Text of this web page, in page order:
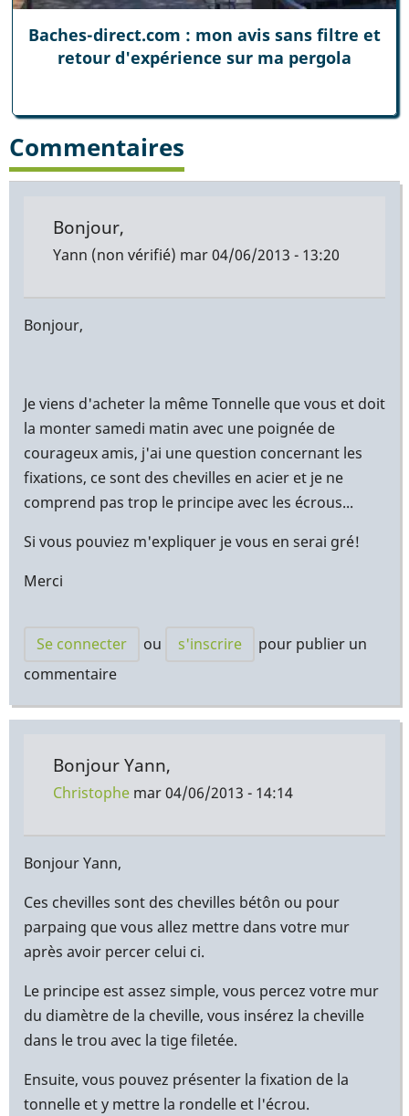
Baches-direct.com : mon avis sans filtre et
retour d'expérience sur ma pergola
Commentaires
Bonjour,
Yann (non vérifié) mar 04/06/2013 - 13:20
Bonjour,
Je viens d'acheter la même Tonnelle que vous et doit
la monter samedi matin avec une poignée de
courageux amis, j'ai une question concernant les
fixations, ce sont des chevilles en acier et je ne
comprend pas trop le principe avec les écrous...
Si vous pouviez m'expliquer je vous en serai gré!
Merci
Se connecter ou s'inscrire
pour publier un
commentaire
Bonjour Yann,
Christophe mar 04/06/2013 - 14:14
réponse
Bonjour,
par
Yann
(non
vérifié)
Bonjour Yann,
Ces chevilles sont des chevilles bétôn ou pour
parpaing que vous allez mettre dans votre mur
après avoir percer celui ci.
Le principe est assez simple, vous percez votre mur
du diamètre de la cheville, vous insérez la cheville
dans le trou avec la tige filetée.
Ensuite, vous pouvez présenter la fixation de la
tonnelle et y mettre la rondelle et l'écrou.